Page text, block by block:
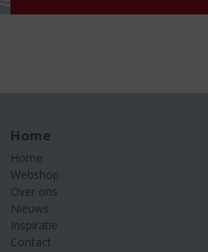
Home
Home
Webshop
Over ons
Nieuws
Inspiratie
Contact